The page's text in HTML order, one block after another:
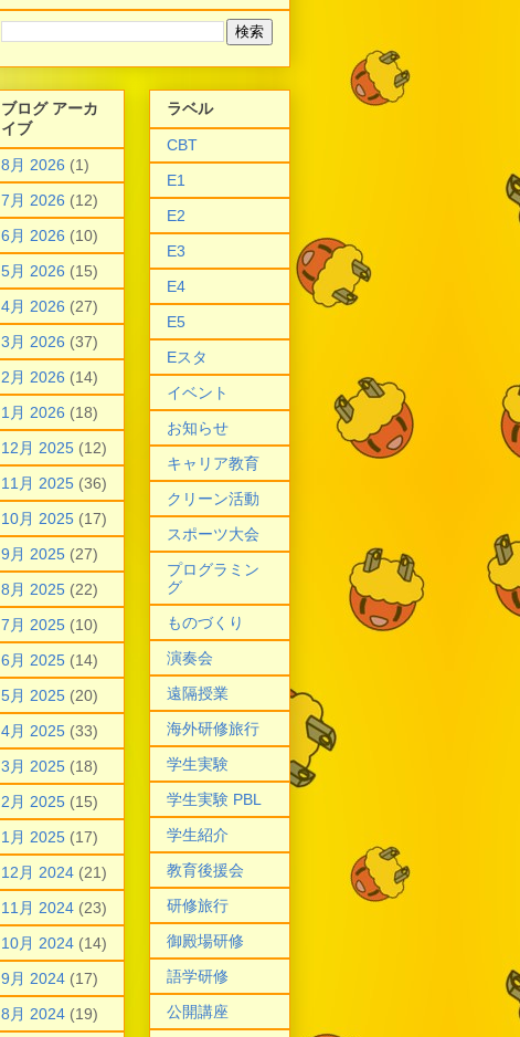
ブログ アーカ
イブ
8月 2026 (1)
7月 2026 (12)
6月 2026 (10)
5月 2026 (15)
4月 2026 (27)
3月 2026 (37)
2月 2026 (14)
1月 2026 (18)
12月 2025 (12)
11月 2025 (36)
10月 2025 (17)
9月 2025 (27)
8月 2025 (22)
7月 2025 (10)
6月 2025 (14)
5月 2025 (20)
4月 2025 (33)
3月 2025 (18)
2月 2025 (15)
1月 2025 (17)
12月 2024 (21)
11月 2024 (23)
10月 2024 (14)
9月 2024 (17)
8月 2024 (19)
ラベル
CBT
E1
E2
E3
E4
E5
Eスタ
イベント
お知らせ
キャリア教育
クリーン活動
スポーツ大会
プログラミン
グ
ものづくり
演奏会
遠隔授業
海外研修旅行
学生実験
学生実験 PBL
学生紹介
教育後援会
研修旅行
御殿場研修
語学研修
公開講座